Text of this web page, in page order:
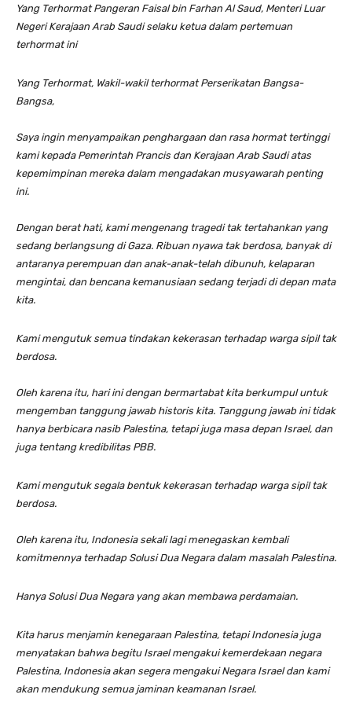
Yang Terhormat Pangeran Faisal bin Farhan Al Saud, Menteri Luar
Negeri Kerajaan Arab Saudi selaku ketua dalam pertemuan
terhormat ini
Yang Terhormat, Wakil-wakil terhormat Perserikatan Bangsa-
Bangsa,
Saya ingin menyampaikan penghargaan dan rasa hormat tertinggi
kami kepada Pemerintah Prancis dan Kerajaan Arab Saudi atas
kepemimpinan mereka dalam mengadakan musyawarah penting
ini.
Dengan berat hati, kami mengenang tragedi tak tertahankan yang
sedang berlangsung di Gaza. Ribuan nyawa tak berdosa, banyak di
antaranya perempuan dan anak-anak-telah dibunuh, kelaparan
mengintai, dan bencana kemanusiaan sedang terjadi di depan mata
kita.
Kami mengutuk semua tindakan kekerasan terhadap warga sipil tak
berdosa.
Oleh karena itu, hari ini dengan bermartabat kita berkumpul untuk
mengemban tanggung jawab historis kita. Tanggung jawab ini tidak
hanya berbicara nasib Palestina, tetapi juga masa depan Israel, dan
juga tentang kredibilitas PBB.
Kami mengutuk segala bentuk kekerasan terhadap warga sipil tak
berdosa.
Oleh karena itu, Indonesia sekali lagi menegaskan kembali
komitmennya terhadap Solusi Dua Negara dalam masalah Palestina.
Hanya Solusi Dua Negara yang akan membawa perdamaian.
Kita harus menjamin kenegaraan Palestina, tetapi Indonesia juga
menyatakan bahwa begitu Israel mengakui kemerdekaan negara
Palestina, Indonesia akan segera mengakui Negara Israel dan kami
akan mendukung semua jaminan keamanan Israel.